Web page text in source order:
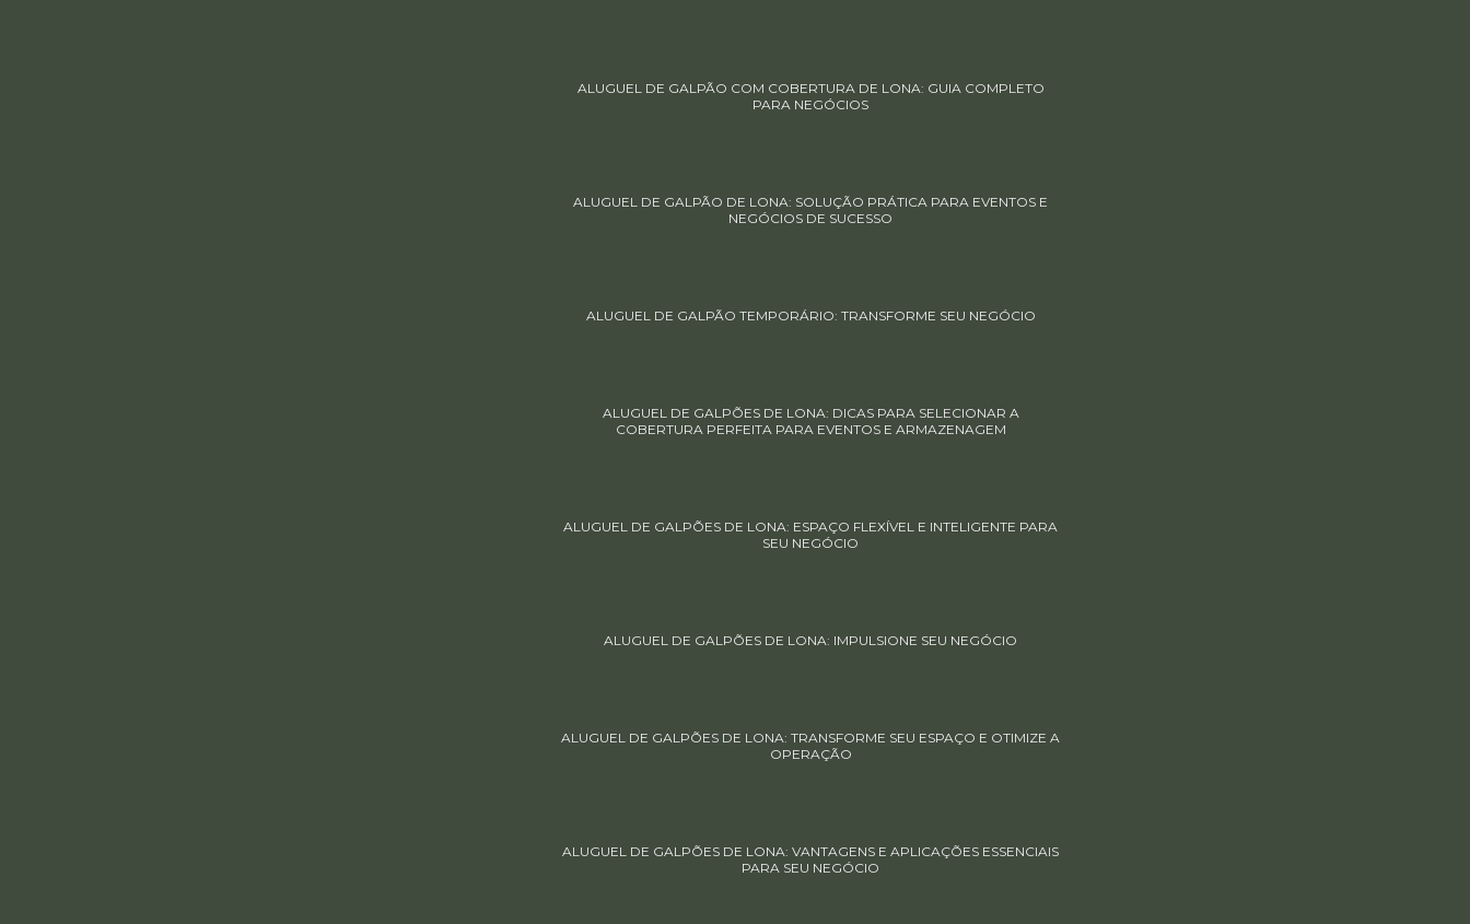
ALUGUEL DE GALPÃO COM COBERTURA DE LONA: GUIA COMPLETO
PARA NEGÓCIOS
ALUGUEL DE GALPÃO DE LONA: SOLUÇÃO PRÁTICA PARA EVENTOS E
NEGÓCIOS DE SUCESSO
ALUGUEL DE GALPÃO TEMPORÁRIO: TRANSFORME SEU NEGÓCIO
ALUGUEL DE GALPÕES DE LONA: DICAS PARA SELECIONAR A
COBERTURA PERFEITA PARA EVENTOS E ARMAZENAGEM
ALUGUEL DE GALPÕES DE LONA: ESPAÇO FLEXÍVEL E INTELIGENTE PARA
SEU NEGÓCIO
ALUGUEL DE GALPÕES DE LONA: IMPULSIONE SEU NEGÓCIO
ALUGUEL DE GALPÕES DE LONA: TRANSFORME SEU ESPAÇO E OTIMIZE A
OPERAÇÃO
ALUGUEL DE GALPÕES DE LONA: VANTAGENS E APLICAÇÕES ESSENCIAIS
PARA SEU NEGÓCIO